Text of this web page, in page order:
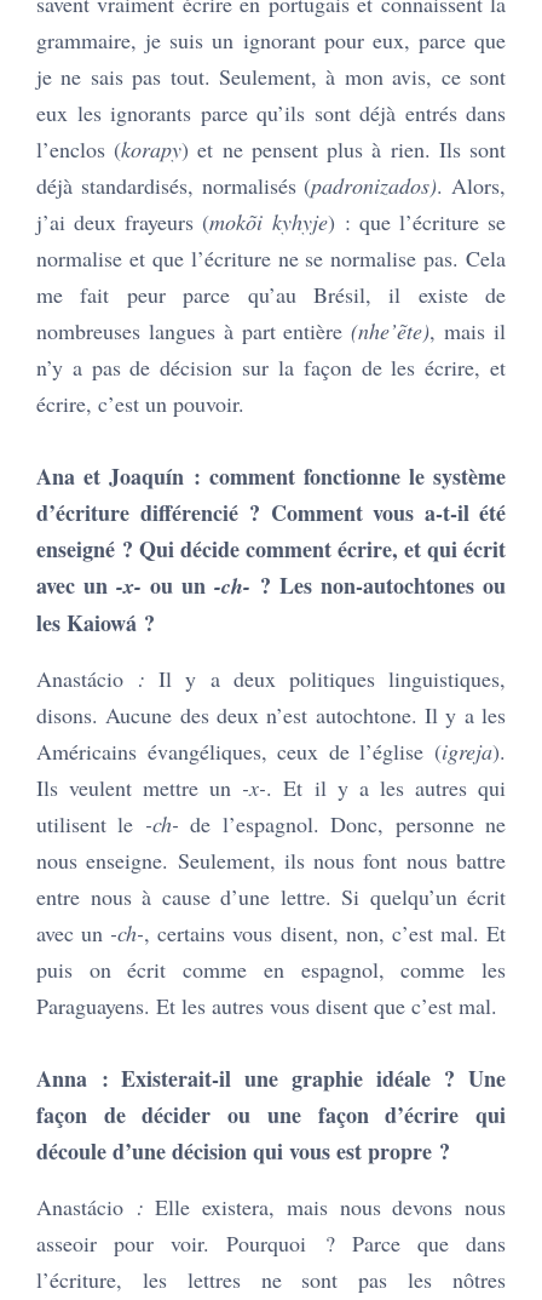
grammaire, je suis un ignorant pour eux, parce que
je ne sais pas tout. Seulement, à mon avis, ce sont
eux les ignorants parce qu’ils sont déjà entrés dans
l’enclos (korapy) et ne pensent plus à rien. Ils sont
déjà standardisés, normalisés (padronizados). Alors,
j’ai deux frayeurs (mokõi kyhyje) : que l’écriture se
normalise et que l’écriture ne se normalise pas. Cela
me fait peur parce qu’au Brésil, il existe de
nombreuses langues à part entière(nhe’ẽte), mais il
n’y a pas de décision sur la façon de les écrire, et
écrire, c’est un pouvoir.
Ana et Joaquín : comment fonctionne le système
d’écriture différencié ? Comment vous a-t-il été
enseigné ? Qui décide comment écrire, et qui écrit
avec un -x- ou un -ch- ? Les non-autochtones ou
les Kaiowá ?
Anastácio :Il y a deux politiques linguistiques,
disons. Aucune des deux n’est autochtone. Il y a les
Américains évangéliques, ceux de l’église (igreja).
Ils veulent mettre un -x-. Et il y a les autres qui
utilisent le -ch- de l’espagnol. Donc, personne ne
nous enseigne. Seulement, ils nous font nous battre
entre nous à cause d’une lettre. Si quelqu’un écrit
avec un -ch-, certains vous disent, non, c’est mal. Et
puis on écrit comme en espagnol, comme les
Paraguayens. Et les autres vous disent que c’est mal.
Anna : Existerait-il une graphie idéale ? Une
façon de décider ou une façon d’écrire qui
découle d’une décision qui vous est propre ?
Anastácio :Elle existera, mais nous devons nous
asseoir pour voir. Pourquoi ? Parce que dans
l’écriture, les lettres ne sont pas les nôtres